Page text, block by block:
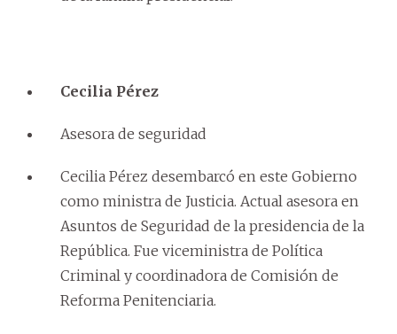
Cecilia Pérez
Asesora de seguridad
Cecilia Pérez desembarcó en este Gobierno
como ministra de Justicia. Actual asesora en
Asuntos de Seguridad de la presidencia de la
República. Fue viceministra de Política
Criminal y coordinadora de Comisión de
Reforma Penitenciaria.